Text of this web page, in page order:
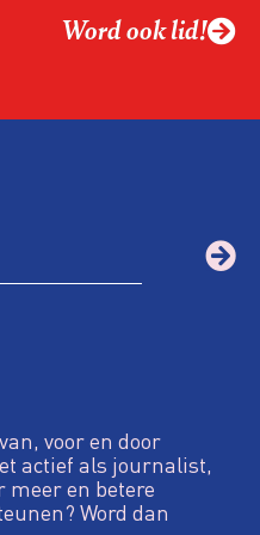
Word ook lid!
voor en door
actief als journalist,
meer en betere
Word dan